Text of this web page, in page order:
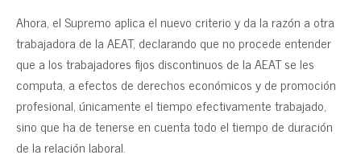
Ahora, el Supremo aplica el nuevo criterio y da la razón a otra
trabajadora de la AEAT, declarando que no procede entender
que a los trabajadores fijos discontinuos de la AEAT se les
computa, a efectos de derechos económicos y de promoción
profesional, únicamente el tiempo efectivamente trabajado,
sino que ha de tenerse en cuenta todo el tiempo de duración
de la relación laboral.